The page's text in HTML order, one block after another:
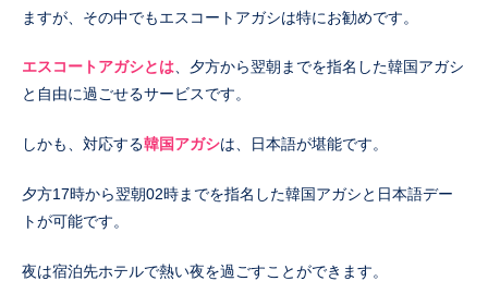
ますが、その中でもエスコートアガシは特にお勧めです。
エスコートアガシとは、夕方から翌朝までを指名した韓国アガシ
と自由に過ごせるサービスです。
しかも、対応する韓国アガシは、日本語が堪能です。
夕方17時から翌朝02時までを指名した韓国アガシと日本語デー
トが可能です。
夜は宿泊先ホテルで熱い夜を過ごすことができます。